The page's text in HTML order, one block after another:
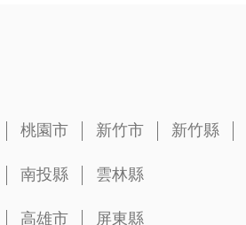
桃園市 新竹市 新竹縣
南投縣 雲林縣
高雄市 屏東縣